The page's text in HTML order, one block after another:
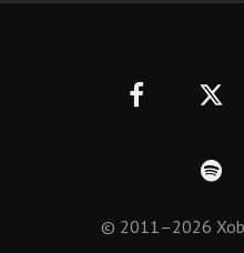
© 2011–2026